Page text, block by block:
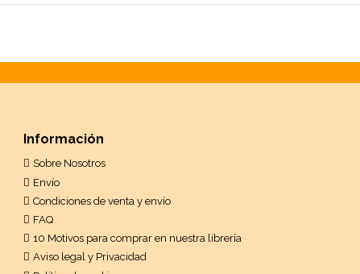
Información
Sobre Nosotros
Envío
Condiciones de venta y envío
FAQ
10 Motivos para comprar en nuestra librería
Aviso legal y Privacidad